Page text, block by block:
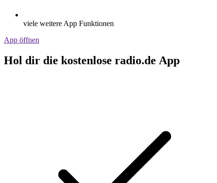
viele weitere App Funktionen
App öffnen
Hol dir die kostenlose radio.de App